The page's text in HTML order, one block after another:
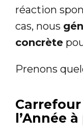
réaction
cas, nous
concrète
Prenons
Carrefour
l’Année